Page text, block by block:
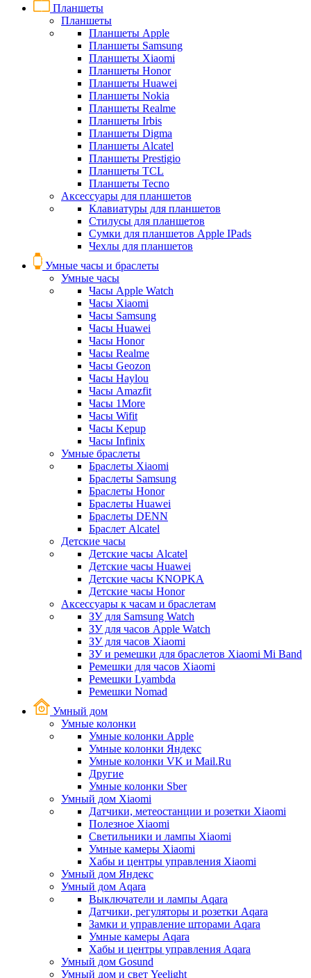
Планшеты
Планшеты
Планшеты Apple
Планшеты Samsung
Планшеты Xiaomi
Планшеты Honor
Планшеты Huawei
Планшеты Nokia
Планшеты Realme
Планшеты Irbis
Планшеты Digma
Планшеты Alcatel
Планшеты Prestigio
Планшеты TCL
Планшеты Tecno
Аксессуары для планшетов
Клавиатуры для планшетов
Стилусы для планшетов
Сумки для планшетов Apple IPads
Чехлы для планшетов
Умные часы и браслеты
Умные часы
Часы Apple Watch
Часы Xiaomi
Часы Samsung
Часы Huawei
Часы Honor
Часы Realme
Часы Geozon
Часы Haylou
Часы Amazfit
Часы 1More
Часы Wifit
Часы Kepup
Часы Infinix
Умные браслеты
Браслеты Xiaomi
Браслеты Samsung
Браслеты Honor
Браслеты Huawei
Браслеты DENN
Браслет Alcatel
Детские часы
Детские часы Alcatel
Детские часы Huawei
Детские часы KNOPKA
Детские часы Honor
Аксессуары к часам и браслетам
ЗУ для Samsung Watch
ЗУ для часов Apple Watch
ЗУ для часов Xiaomi
ЗУ и ремешки для браслетов Xiaomi Mi Band
Ремешки для часов Xiaomi
Ремешки Lyambda
Ремешки Nomad
Умный дом
Умные колонки
Умные колонки Apple
Умные колонки Яндекс
Умные колонки VK и Mail.Ru
Другие
Умные колонки Sber
Умный дом Xiaomi
Датчики, метеостанции и розетки Xiaomi
Полезное Xiaomi
Светильники и лампы Xiaomi
Умные камеры Xiaomi
Хабы и центры управления Xiaomi
Умный дом Яндекс
Умный дом Aqara
Выключатели и лампы Aqara
Датчики, регуляторы и розетки Aqara
Замки и управление шторами Aqara
Умные камеры Aqara
Хабы и центры управления Aqara
Умный дом Gosund
Умный дом и свет Yeelight